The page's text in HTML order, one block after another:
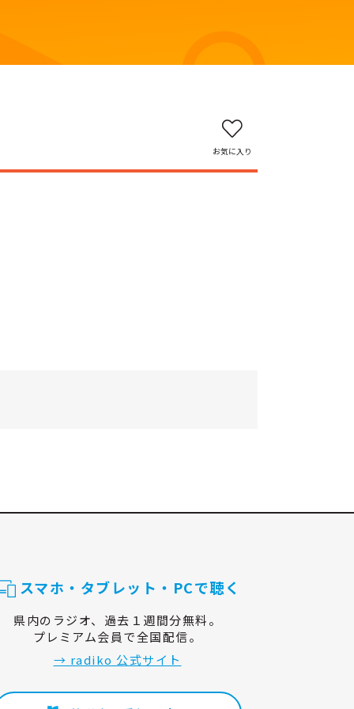
お気に入り
スマホ・タブレット・PCで聴く
県内のラジオ、過去１週間分無料。
プレミアム会員で全国配信。
→ radiko 公式サイト